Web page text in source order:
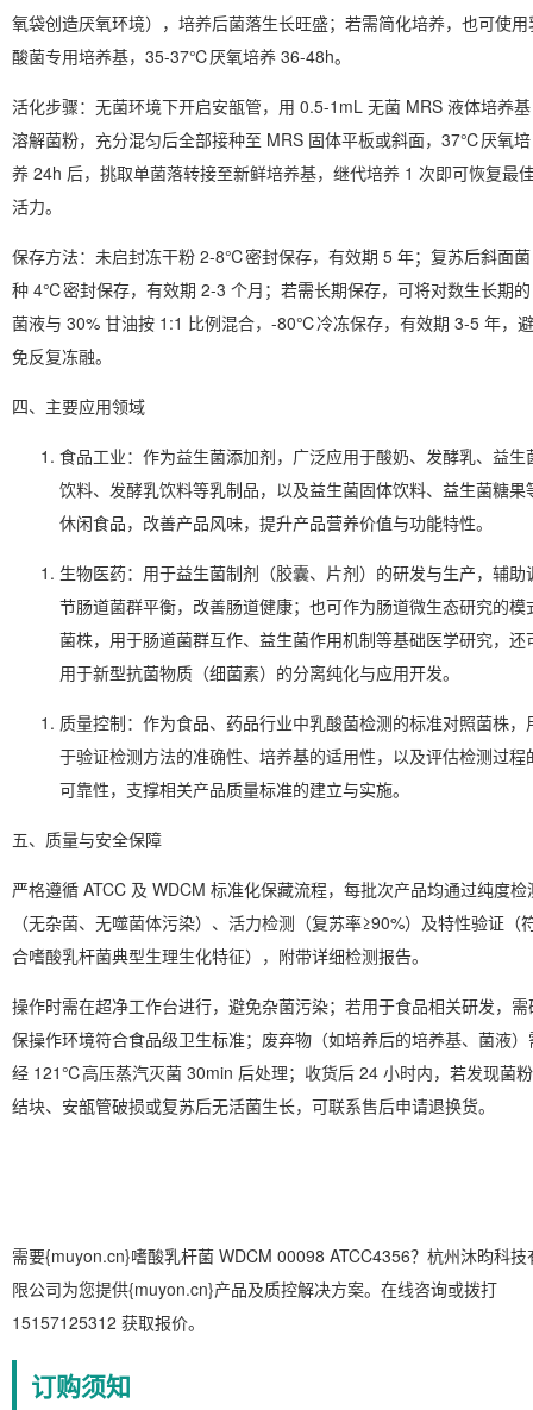
氧袋创造厌氧环境），培养后菌落生长旺盛；若需简化培养，也可使用
酸菌专用培养基，35-37℃厌氧培养 36-48h。
活化步骤：无菌环境下开启安瓿管，用 0.5-1mL 无菌 MRS 液体培养基
溶解菌粉，充分混匀后全部接种至 MRS 固体平板或斜面，37℃厌氧培
养 24h 后，挑取单菌落转接至新鲜培养基，继代培养 1 次即可恢复最
活力。
保存方法：未启封冻干粉 2-8℃密封保存，有效期 5 年；复苏后斜面菌
种 4℃密封保存，有效期 2-3 个月；若需长期保存，可将对数生长期的
菌液与 30% 甘油按 1:1 比例混合，-80℃冷冻保存，有效期 3-5 年，避
免反复冻融。
四、主要应用领域
食品工业：作为益生菌添加剂，广泛应用于酸奶、发酵乳、益生
饮料、发酵乳饮料等乳制品，以及益生菌固体饮料、益生菌糖果
休闲食品，改善产品风味，提升产品营养价值与功能特性。
生物医药：用于益生菌制剂（胶囊、片剂）的研发与生产，辅助
节肠道菌群平衡，改善肠道健康；也可作为肠道微生态研究的模
菌株，用于肠道菌群互作、益生菌作用机制等基础医学研究，还
用于新型抗菌物质（细菌素）的分离纯化与应用开发。
质量控制：作为食品、药品行业中乳酸菌检测的标准对照菌株，
于验证检测方法的准确性、培养基的适用性，以及评估检测过程
可靠性，支撑相关产品质量标准的建立与实施。
五、质量与安全保障
严格遵循 ATCC 及 WDCM 标准化保藏流程，每批次产品均通过纯度检
（无杂菌、无噬菌体污染）、活力检测（复苏率≥90%）及特性验证（
合嗜酸乳杆菌典型生理生化特征），附带详细检测报告。
操作时需在超净工作台进行，避免杂菌污染；若用于食品相关研发，需
保操作环境符合食品级卫生标准；废弃物（如培养后的培养基、菌液）
经 121℃高压蒸汽灭菌 30min 后处理；收货后 24 小时内，若发现菌粉
结块、安瓿管破损或复苏后无活菌生长，可联系售后申请退换货。
需要{muyon.cn}嗜酸乳杆菌 WDCM 00098 ATCC4356？杭州沐昀科技
限公司为您提供{muyon.cn}产品及质控解决方案。在线咨询或拨打
15157125312 获取报价。
订购须知